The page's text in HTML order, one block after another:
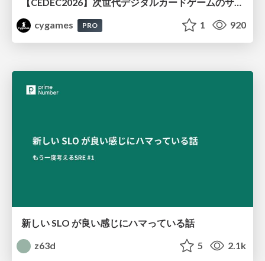
cygames
PRO 1 920
新しい SLO が良い感じにハマっている話
z63d
5 2.1k